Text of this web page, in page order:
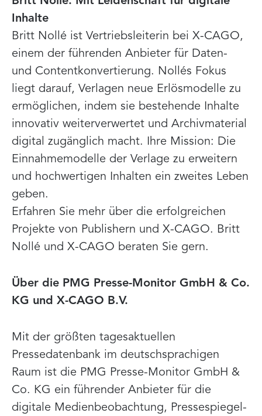
Inhalte
Britt Nollé ist Vertriebsleiterin bei X-CAGO,
einem der führenden Anbieter für Daten-
und Contentkonvertierung. Nollés Fokus
liegt darauf, Verlagen neue Erlösmodelle zu
ermöglichen, indem sie bestehende Inhalte
innovativ weiterverwertet und Archivmaterial
digital zugänglich macht. Ihre Mission: Die
Einnahmemodelle der Verlage zu erweitern
und hochwertigen Inhalten ein zweites Leben
geben.
Erfahren Sie mehr über die erfolgreichen
Projekte von Publishern und X-CAGO. Britt
Nollé und X-CAGO beraten Sie gern.
Über die PMG Presse-Monitor GmbH & Co.
KG und X-CAGO B.V.
Mit der größten tagesaktuellen
Pressedatenbank im deutschsprachigen
Raum ist die PMG Presse-Monitor GmbH &
Co. KG ein führender Anbieter für die
digitale Medienbeobachtung, Pressespiegel-